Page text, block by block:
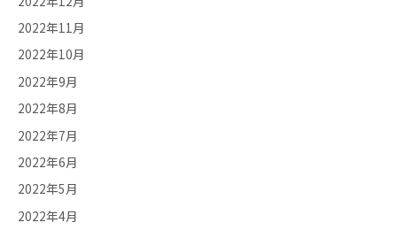
2022年11月
2022年10月
2022年9月
2022年8月
2022年7月
2022年6月
2022年5月
2022年4月